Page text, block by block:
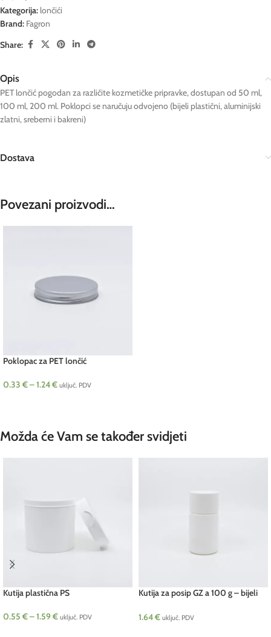
Kategorija: lončići
Brand: Fagron
Share:
Opis
PET lončić pogodan za različite kozmetičke pripravke, dostupan od 50 ml,
100 ml, 200 ml. Poklopci se naručuju odvojeno (bijeli plastični, aluminijski
zlatni, sreberni i bakreni)
Dostava
Povezani proizvodi…
Poklopac za PET lončić
0.33 €–1.24€ uključ. PDV
Možda će Vam se također svidjeti
Kutija plastična PS
0.55 €–1.59€ uključ. PDV
Kutija za posip GZ a 100 g – bijeli
1.64€ uključ. PDV